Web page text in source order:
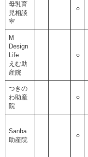
母乳育
児相談
室
○​
M
Design
Life
えむ助
産院
​○
つきの
わ助産
院
○​
Sanba
助産院
○